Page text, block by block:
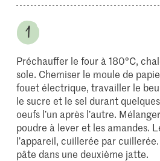
Préchauffer le four à 180°C,
sole. Chemiser le moule de
fouet électrique, travailler le
le sucre et le sel durant
oeufs l’un après l’autre.
poudre à lever et les amandes.
l’appareil, cuillerée par
pâte dans une deuxième jatte.